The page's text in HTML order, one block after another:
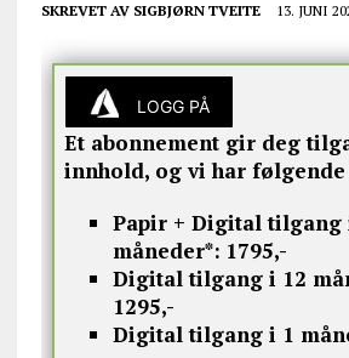
SKREVET AV SIGBJØRN TVEITE 13. JUNI
LOGG PÅ
Et abonnement gir deg
innhold, og vi har
Papir + Digital tilgang
måneder*: 1795,-
Digital tilgang i 12
1295,-
Digital tilgang i 1